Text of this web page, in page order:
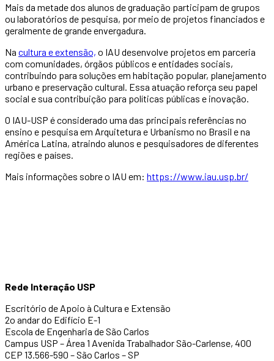
Mais da metade dos alunos de graduação participam de grupos
ou laboratórios de pesquisa, por meio de projetos financiados e
geralmente de grande envergadura.
Na cultura e extensão, o IAU desenvolve projetos em parceria
com comunidades, órgãos públicos e entidades sociais,
contribuindo para soluções em habitação popular, planejamento
urbano e preservação cultural. Essa atuação reforça seu papel
social e sua contribuição para políticas públicas e inovação.
O IAU-USP é considerado uma das principais referências no
ensino e pesquisa em Arquitetura e Urbanismo no Brasil e na
América Latina, atraindo alunos e pesquisadores de diferentes
regiões e países.
Mais informações sobre o IAU em: https://www.iau.usp.br/
Rede Interação USP
Escritório de Apoio à Cultura e Extensão
2o andar do Edifício E-1
Escola de Engenharia de São Carlos
Campus USP – Área 1 Avenida Trabalhador São-Carlense, 400
CEP 13.566-590 – São Carlos – SP